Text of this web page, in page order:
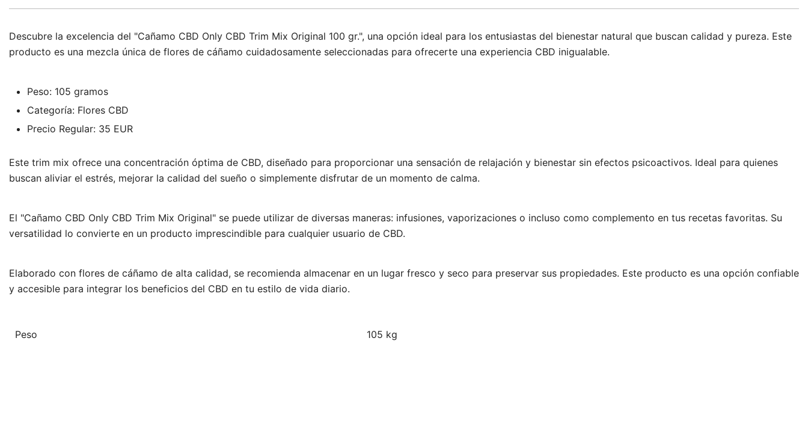
Descubre la excelencia del "Cañamo CBD Only CBD Trim Mix Original 100 gr.", una opción ideal para los entusiastas del bienestar natural que buscan calidad y pureza. Este
producto es una mezcla única de flores de cáñamo cuidadosamente seleccionadas para ofrecerte una experiencia CBD inigualable.
Peso: 105 gramos
Categoría: Flores CBD
Precio Regular: 35 EUR
Este trim mix ofrece una concentración óptima de CBD, diseñado para proporcionar una sensación de relajación y bienestar sin efectos psicoactivos. Ideal para quienes
buscan aliviar el estrés, mejorar la calidad del sueño o simplemente disfrutar de un momento de calma.
El "Cañamo CBD Only CBD Trim Mix Original" se puede utilizar de diversas maneras: infusiones, vaporizaciones o incluso como complemento en tus recetas favoritas. Su
versatilidad lo convierte en un producto imprescindible para cualquier usuario de CBD.
Elaborado con flores de cáñamo de alta calidad, se recomienda almacenar en un lugar fresco y seco para preservar sus propiedades. Este producto es una opción confiable
y accesible para integrar los beneficios del CBD en tu estilo de vida diario.
Peso 105 kg